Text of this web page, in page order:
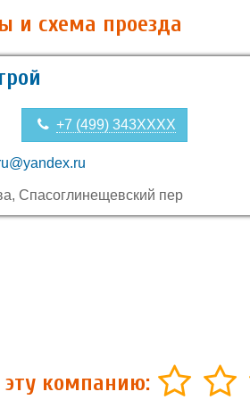
и схема проезда
+7 (499) 343XXXX
Спасоглинещевский пер
эту компанию: